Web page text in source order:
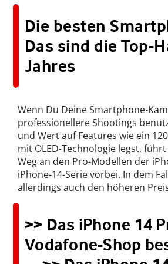
Die besten
Das sind die Top-
Jahres
Wenn Du Deine Smartphone-
professionellere Shootings
und Wert auf Features wie ein
mit OLED-Technologie legst,
Weg an den Pro-Modellen der
iPhone-14-Serie vorbei. In dem
allerdings auch den höheren
>> Das iPhone 14
Vodafone-Shop